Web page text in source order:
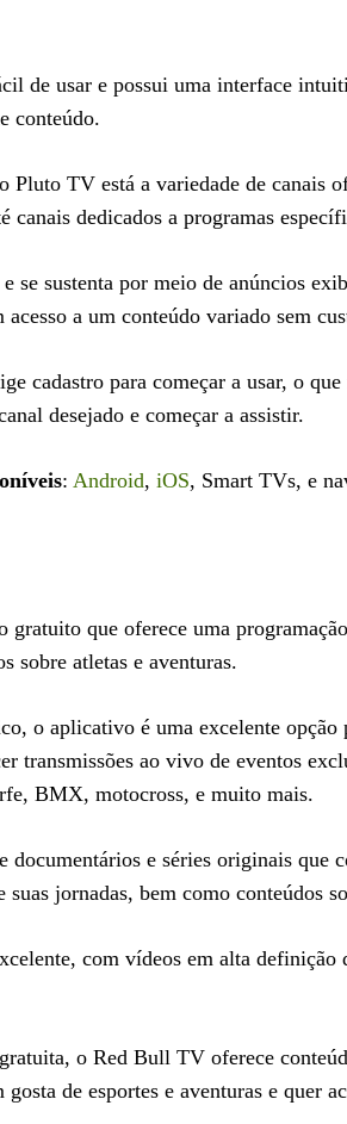
de usar e possui uma interface
conteúdo.
Pluto TV está a variedade de canais
canais dedicados a programas
se sustenta por meio de anúncios
a um conteúdo variado sem
cadastro para começar a usar, o
desejado e começar a assistir.
: Android, iOS, Smart TVs, e
gratuito que oferece uma
sobre atletas e aventuras.
o aplicativo é uma excelente opção
transmissões ao vivo de eventos
BMX, motocross, e muito mais.
e séries originais que
jornadas, bem como conteúdos
com vídeos em alta
o Red Bull TV oferece
de esportes e aventuras e quer